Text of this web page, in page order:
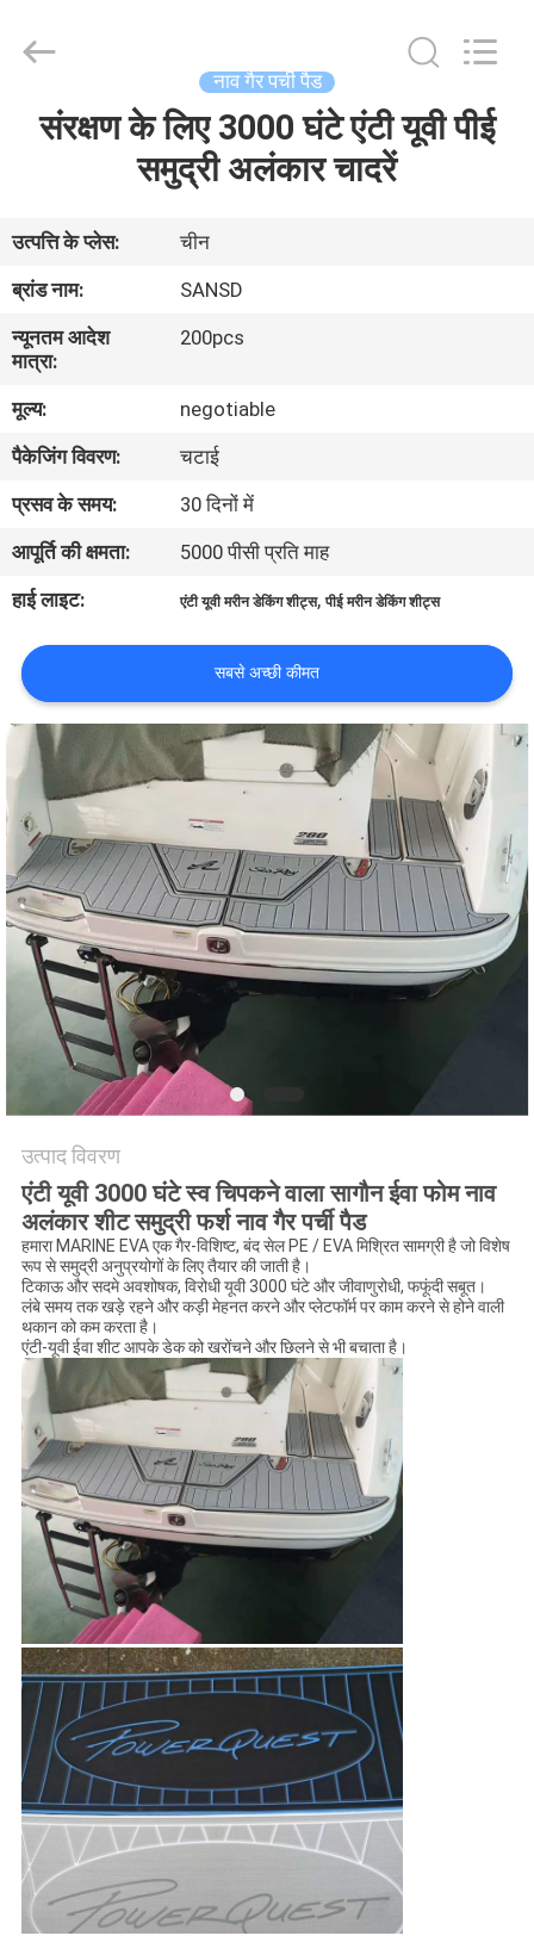
वीडियो
हमारे
बारे
में
कारखाना
भ्रमण
गुणवत्ता
नियंत्रण
संपर्क
करें
समाचार
एक
उद्धरण
का
अनुरोध
करें
साइटमैप
PRIVACY
POLICY
Co.,Ltd.
नाव गैर पर्ची पैड
संरक्षण के लिए 3000 घंटे एंटी यूवी पीई
समुद्री अलंकार चादरें
उत्पत्ति के प्लेस:
चीन
ब्रांड नाम:
SANSD
न्यूनतम आदेश
मात्रा:
200pcs
मूल्य:
negotiable
पैकेजिंग विवरण:
चटाई
प्रसव के समय:
30 दिनों में
आपूर्ति की क्षमता:
5000 पीसी प्रति माह
हाई लाइट:
एंटी यूवी मरीन डेकिंग शीट्स,पीई मरीन डेकिंग शीट्स
सबसे अच्छी कीमत
उत्पाद विवरण
एंटी यूवी 3000 घंटे स्व चिपकने वाला सागौन ईवा फोम नाव
अलंकार शीट समुद्री फर्श नाव गैर पर्ची पैड
हमारा MARINE EVA एक गैर-विशिष्ट, बंद सेल PE / EVA मिश्रित सामग्री है जो विशेष
रूप से समुद्री अनुप्रयोगों के लिए तैयार की जाती है।
टिकाऊ और सदमे अवशोषक, विरोधी यूवी 3000 घंटे और जीवाणुरोधी, फफूंदी सबूत।
लंबे समय तक खड़े रहने और कड़ी मेहनत करने और प्लेटफॉर्म पर काम करने से होने वाली
थकान को कम करता है।
एंटी-यूवी ईवा शीट आपके डेक को खरोंचने और छिलने से भी बचाता है।